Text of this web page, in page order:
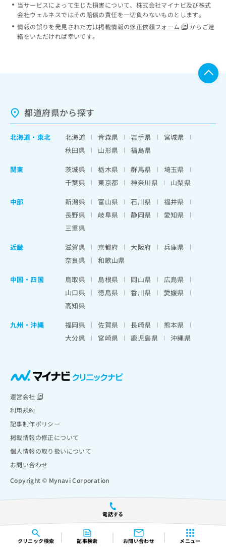
クリニック検索 記事検索 お問い合わせ メニュー
電話する
当サービスによって生じた損害について、株式会社マイナビ及び株式
会社ウェルネスではその賠償の責任を一切負わないものとします。
情報の誤りを発見された方は掲載情報の修正依頼フォーム
からご連
絡をいただければ幸いです。
都道府県から探す
北海道 ・ 東北 北海道 青森県 岩手県
宮城県
秋田県
山形県
福島県
関東
茨城県 栃木県 群馬県
埼玉県
千葉県
東京都 神奈川県
山梨県
中部
新潟県 富山県 石川県
福井県
長野県
岐阜県 静岡県
愛知県
三重県
近畿
滋賀県 京都府 大阪府
兵庫県
奈良県
和歌山県
中国・四国
鳥取県 島根県 岡山県
広島県
山口県
徳島県 香川県
愛媛県
高知県
九州・沖縄
福岡県 佐賀県 長崎県
熊本県
大分県
宮崎県 鹿児島県 沖縄県
運営会社
利用規約
記事制作ポリシー
掲載情報の修正について
個人情報の取り扱いについて
お問い合わせ
Copyright © Mynavi Corporation